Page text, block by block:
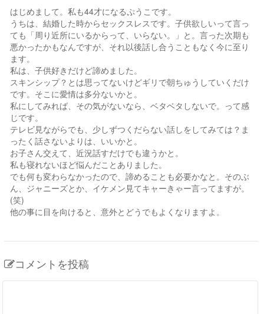
はじめまして。私も44才になるぷうこです。
うちは、結婚した時からセックスレスです。子供欲しいって言っ
ても「周り近所にいるからって、いらない。」と。言った次期も
悪かったかもなんですが、それ以後話し合うこともなく今に至り
ます。
私は、子供好きだけど諦めました。
スキンシップ？とは思ってないけどギリで朝ちゅうしていくだけ
です。そこに愛情は多分ないかと。
私にしてみれば、その気がないなら、ベタベタしないで。って感
じです。
テレビ見ながらでも、少しずつくだらない話しをしてみては？ま
ったく話さないよりは、いいかと。
お子さん交えて、近況話すだけでも違うかと。
私も寝れないほど悩んだことありました。
でも何も変わらなかったので、諦めることも必要かなと。そのぶ
ん、ジャニーズとか、イケメン見てキャーきゃー言ってますが。
(笑)
他の事に目を向けると、意外とどうでもよくなりますよ。
コメントを投稿